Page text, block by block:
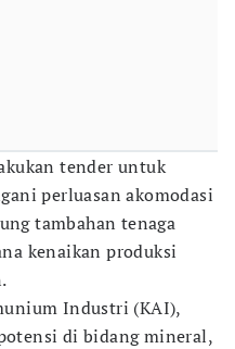
tender untuk
perluasan akomodasi
tambahan tenaga
kenaikan produksi
Industri (KAI),
di bidang mineral,